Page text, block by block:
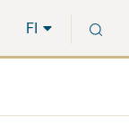
FI